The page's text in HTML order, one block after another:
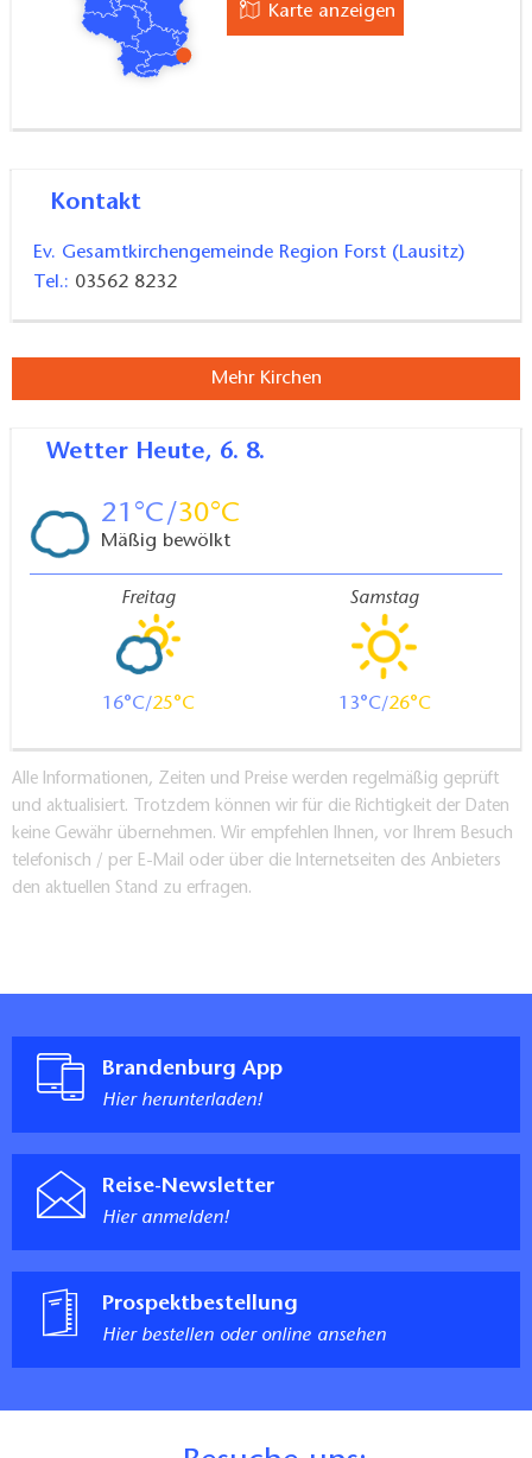
Karte anzeigen
Kontakt
Ev. Gesamtkirchengemeinde Region Forst (Lausitz)
Tel.: 03562 8232
Mehr Kirchen
Wetter Heute, 6. 8.
21 30
Mäßig bewölkt
Freitag
16 25
Samstag
13 26
Alle Informationen, Zeiten und Preise werden regelmäßig geprüft
und aktualisiert. Trotzdem können wir für die Richtigkeit der Daten
keine Gewähr übernehmen. Wir empfehlen Ihnen, vor Ihrem Besuch
telefonisch / per E-Mail oder über die Internetseiten des Anbieters
den aktuellen Stand zu erfragen.
Brandenburg App
Hier herunterladen!
Reise-Newsletter
Hier anmelden!
Prospektbestellung
Hier bestellen oder online ansehen